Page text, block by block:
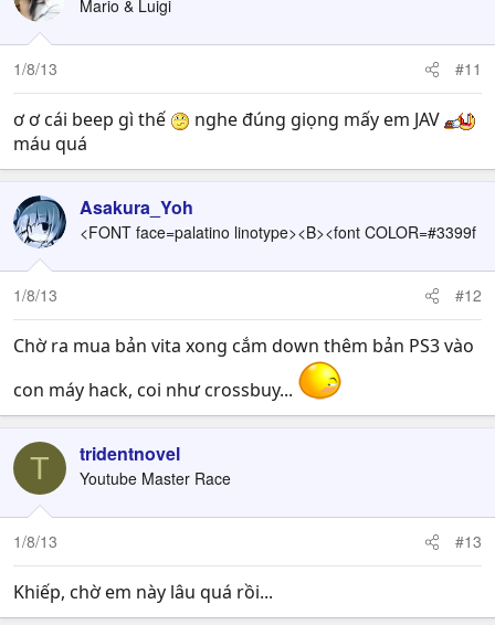
Mario & Luigi
1/8/13 #11
ơ ơ cái beep gì thế
nghe đúng giọng mấy em JAV
máu quá
Asakura_Yoh
<FONT face=palatino linotype><B><font COLOR=#3399f
1/8/13 #12
Chờ ra mua bản vita xong cắm down thêm bản PS3 vào
con máy hack, coi như crossbuy...
T tridentnovel
Youtube Master Race
1/8/13 #13
Khiếp, chờ em này lâu quá rồi...